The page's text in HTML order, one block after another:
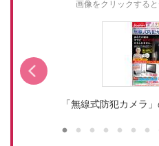
画像をクリックすると
「無線式防犯カメラ